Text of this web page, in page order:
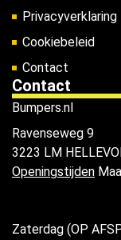
Privacyverklaring
Cookiebeleid
Contact
Contact
Bumpers.nl
Ravenseweg 9
3223 LM
Openingstijden
Zaterdag (OP